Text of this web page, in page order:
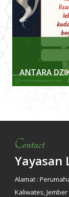
ANTARA
Contact
Yayasan
Alamat :
Kaliwates, Jember